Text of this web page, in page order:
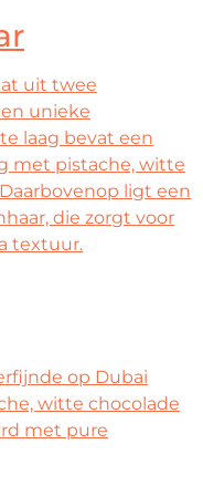
uit twee
unieke
laag bevat een
met pistache, witte
ligt een
die zorgt voor
textuur.
op Dubai
witte chocolade
met pure